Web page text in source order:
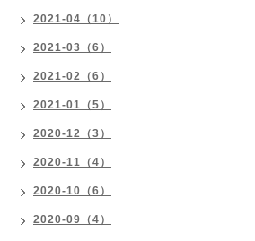
2021-04（10）
2021-03（6）
2021-02（6）
2021-01（5）
2020-12（3）
2020-11（4）
2020-10（6）
2020-09（4）